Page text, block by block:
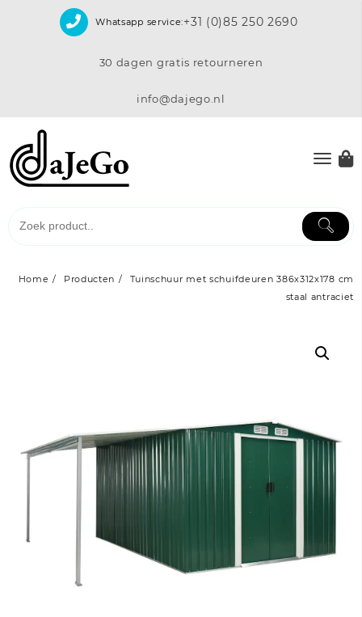
Whatsapp service:+31 (0)85 250 2690
30 dagen gratis retourneren
info@dajego.nl
Home Producten
Tuinschuur met schuifdeuren 386x312x178 cm
staal antraciet